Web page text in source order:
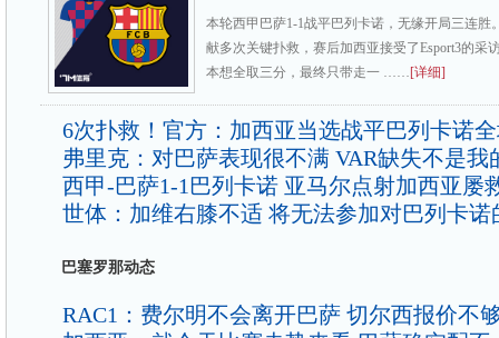
本轮西甲巴萨1-1战平巴列卡诺，无缘开局三连胜
献多次关键扑救，赛后加西亚接受了Esport3的采
本想全取三分，最终只带走一 ……[详细]
6次扑救！官方：加西亚当选战平巴列卡诺
弗里克：对巴萨表现很不满 VAR缺失不是我
西甲-巴萨1-1巴列卡诺 亚马尔点射加西亚屡
世体：加维右膝不适 将无法参加对巴列卡诺
巴塞罗那动态
RAC1：费尔明不会离开巴萨 切尔西报价不